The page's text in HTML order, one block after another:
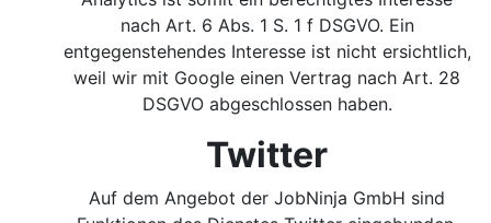
nach Art. 6 Abs. 1 S. 1 f DSGVO. Ein
entgegenstehendes Interesse ist nicht ersichtlich,
weil wir mit Google einen Vertrag nach Art. 28
DSGVO abgeschlossen haben.
Twitter
Auf dem Angebot der JobNinja GmbH sind